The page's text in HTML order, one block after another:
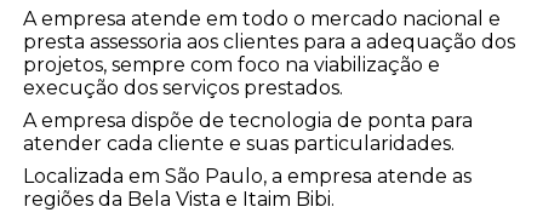
A empresa atende em todo o mercado nacional e
presta assessoria aos clientes para a adequação dos
projetos, sempre com foco na viabilização e
execução dos serviços prestados.
A empresa dispõe de tecnologia de ponta para
atender cada cliente e suas particularidades.
Localizada em São Paulo, a empresa atende as
regiões da Bela Vista e Itaim Bibi.